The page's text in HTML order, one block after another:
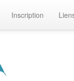
Inscription